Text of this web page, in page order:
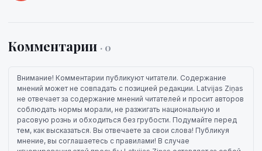
Комментарии · 0
Внимание! Комментарии публикуют читатели. Содержание
мнений может не совпадать с позицией редакции. Latvijas Ziņas
не отвечает за содержание мнений читателей и просит авторов
соблюдать нормы морали, не разжигать национальную и
расовую рознь и обходиться без грубости. Подумайте перед
тем, как высказаться. Вы отвечаете за свои слова! Публикуя
мнение, вы соглашаетесь с правилами! В случае